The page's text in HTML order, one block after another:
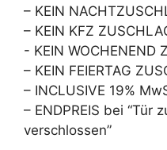
– KEIN
– KEIN KFZ
- KEIN WOCHENEND
– KEIN FEIERTAG
– INCLUSIVE 19%
– ENDPREIS bei “Tür
verschlossen”